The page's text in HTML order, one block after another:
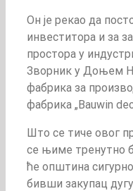
Он је рекао да
инвеститора и за
простора у
Зворник у Доњем
фабрика за
фабрика „Bauwin
Што се тиче овог
се њиме тренутно
ће општина
бивши закупац